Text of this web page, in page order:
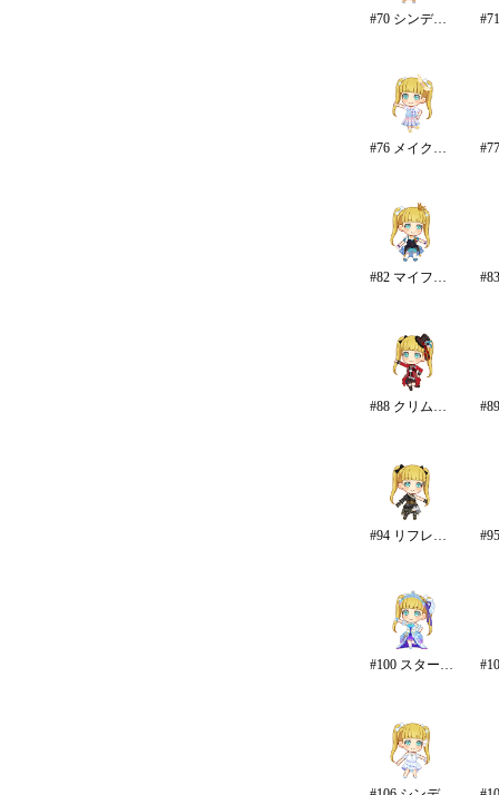
#70 シンデレラ・コレクション/カラー
#76 メイク・マイ・トレンド
#82 マイファーストスター
#88 クリムゾン・ロッカーズ
#94 リフレイン・ファンタジア
#100 スターライト・エタニティ